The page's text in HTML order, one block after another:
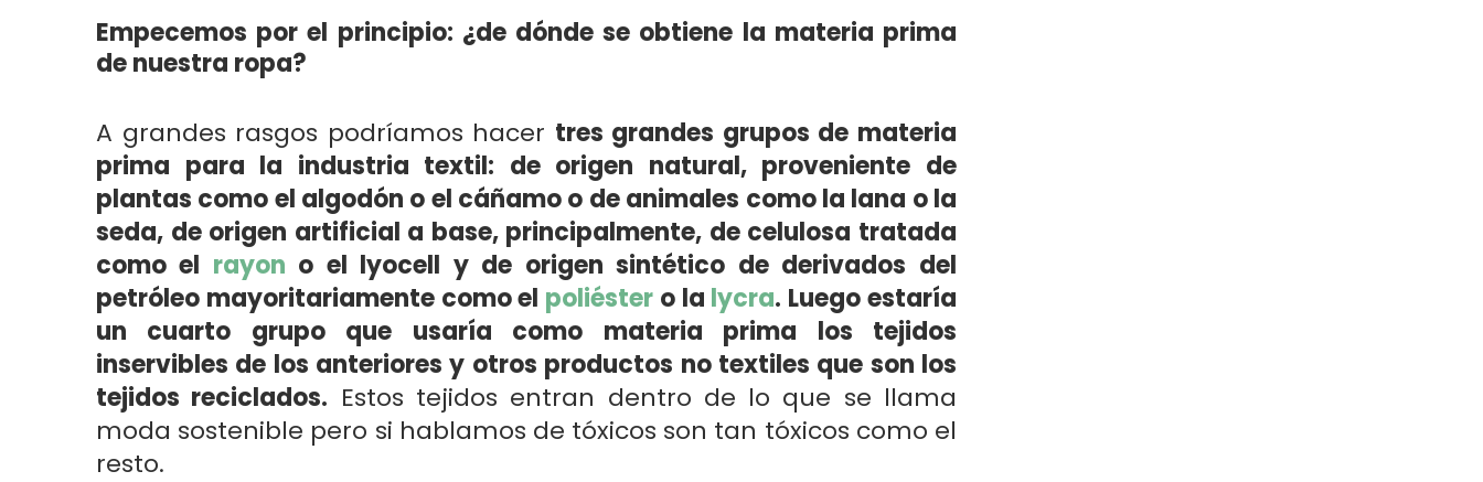
Empecemos por el principio: ¿de dónde se obtiene la materia prima
de nuestra ropa?
A grandes rasgos podríamos hacer tres grandes grupos de materia
prima para la industria textil: de origen natural, proveniente de
plantas como el algodón o el cáñamo o de animales como la lana o la
seda, de origen artificial a base, principalmente, de celulosa tratada
como el rayon o el lyocell y de origen sintético de derivados del
petróleo mayoritariamente como el poliéster o la lycra. Luego estaría
un cuarto grupo que usaría como materia prima los tejidos
inservibles de los anteriores y otros productos no textiles que son los
tejidos reciclados. Estos tejidos entran dentro de lo que se llama
moda sostenible pero si hablamos de tóxicos son tan tóxicos como el
resto.